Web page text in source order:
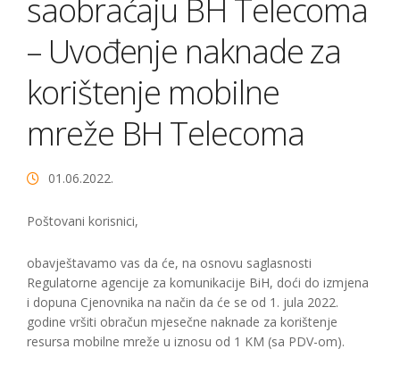
saobraćaju BH Telecoma
– Uvođenje naknade za
korištenje mobilne
mreže BH Telecoma
01.06.2022.
Poštovani korisnici,
obavještavamo vas da će, na osnovu saglasnosti
Regulatorne agencije za komunikacije BiH, doći do izmjena
i dopuna Cjenovnika na način da će se od 1. jula 2022.
godine vršiti obračun mjesečne naknade za korištenje
resursa mobilne mreže u iznosu od 1 KM (sa PDV-om).